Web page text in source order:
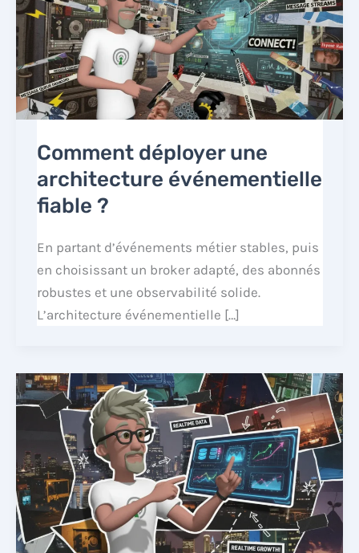
Comment déployer une
architecture événementielle
fiable ?
En partant d’événements métier stables, puis
en choisissant un broker adapté, des abonnés
robustes et une observabilité solide.
L’architecture événementielle […]